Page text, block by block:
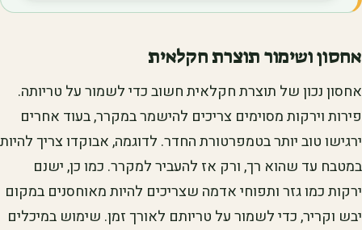
אחסון ושימור תוצרת חקלאית
אחסון נכון של תוצרת חקלאית חשוב כדי לשמור על טריותה.
פירות וירקות מסוימים צריכים להישמר במקרר, בעוד אחרים
ירגישו טוב יותר בטמפרטורת החדר. לדוגמה, אבוקדו צריך להיות
במטבח עד שהוא רך, ורק אז להעביר למקרר. כמו כן, ישנם
ירקות כמו גזר ותפוחי אדמה שצריכים להיות מאוחסנים במקום
יבש וקריר, כדי לשמור על טריותם לאורך זמן. שימוש במיכלים